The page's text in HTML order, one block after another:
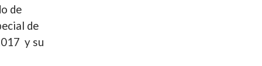
de
de
y su